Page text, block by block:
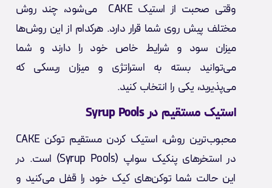
وقتی صحبت از استیک CAKE می‌شود، چند روش
مختلف پیش روی شما قرار دارد. هرکدام از این روش‌ها
میزان سود و شرایط خاص خود را دارند و شما
می‌توانید بسته به استراتژی و میزان ریسکی که
می‌پذیرید، یکی را انتخاب کنید.
استیک مستقیم در Syrup Pools
محبوب‌ترین روش، استیک کردن مستقیم توکن CAKE
در استخرهای پنکیک سواپ (Syrup Pools) است. در
این حالت شما توکن‌های کیک خود را قفل می‌کنید و